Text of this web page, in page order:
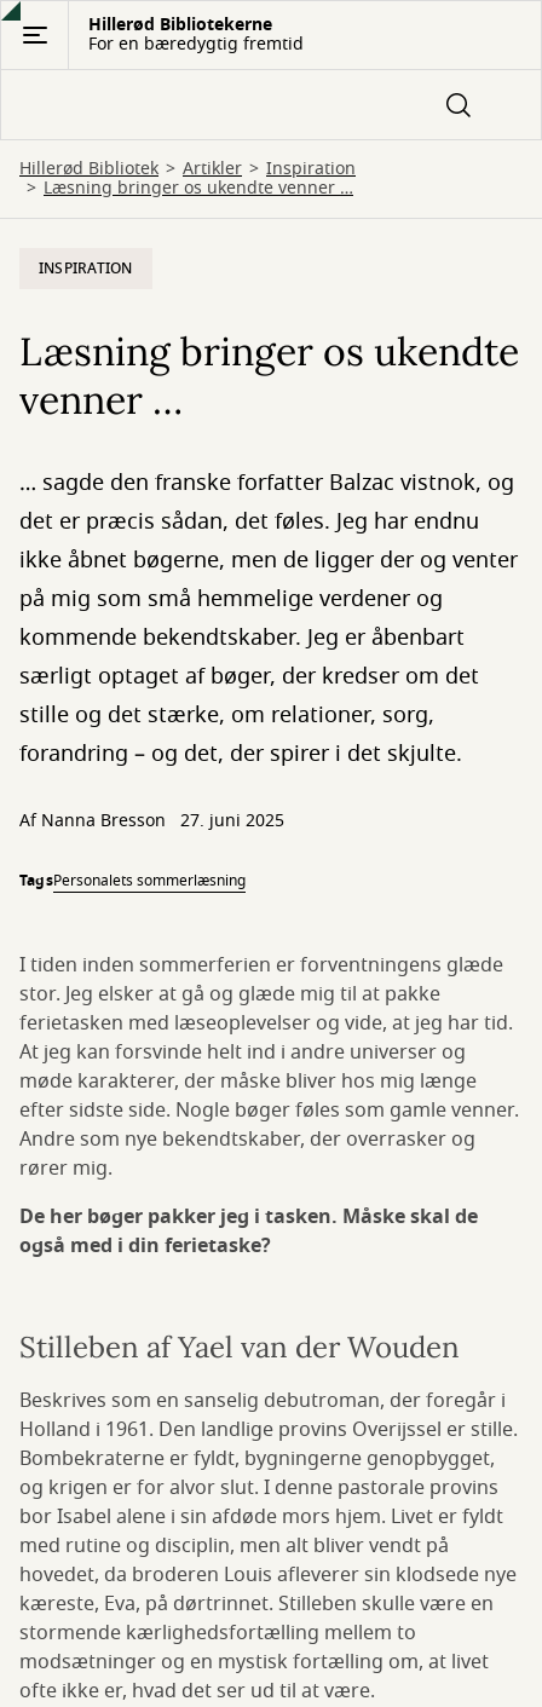
Gå
hovedindhold
Hillerød Bibliotekerne
For en bæredygtig fremtid
Hillerød Bibliotek Artikler Inspiration
Læsning bringer os ukendte venner …
INSPIRATION
Læsning bringer os ukendte
venner …
… sagde den franske forfatter Balzac vistnok, og
det er præcis sådan, det føles. Jeg har endnu
ikke åbnet bøgerne, men de ligger der og venter
på mig som små hemmelige verdener og
kommende bekendtskaber. Jeg er åbenbart
særligt optaget af bøger, der kredser om det
stille og det stærke, om relationer, sorg,
forandring – og det, der spirer i det skjulte.
Af Nanna Bresson 27. juni 2025
TagsPersonalets sommerlæsning
I tiden inden sommerferien er forventningens glæde
stor. Jeg elsker at gå og glæde mig til at pakke
ferietasken med læseoplevelser og vide, at jeg har tid.
At jeg kan forsvinde helt ind i andre universer og
møde karakterer, der måske bliver hos mig længe
efter sidste side. Nogle bøger føles som gamle venner.
Andre som nye bekendtskaber, der overrasker og
rører mig.
De her bøger pakker jeg i tasken. Måske skal de
også med i din ferietaske?
Stilleben af Yael van der Wouden
Beskrives som en sanselig debutroman, der foregår i
Holland i 1961. Den landlige provins Overijssel er stille.
Bombekraterne er fyldt, bygningerne genopbygget,
og krigen er for alvor slut. I denne pastorale provins
bor Isabel alene i sin afdøde mors hjem. Livet er fyldt
med rutine og disciplin, men alt bliver vendt på
hovedet, da broderen Louis afleverer sin klodsede nye
kæreste, Eva, på dørtrinnet. Stilleben skulle være en
stormende kærlighedsfortælling mellem to
modsætninger og en mystisk fortælling om, at livet
ofte ikke er, hvad det ser ud til at være.